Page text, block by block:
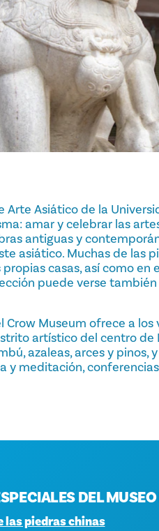
Asiático de la
amar y celebrar las
antiguas y
asiático. Muchas de las
casas, así como
puede verse también
Crow Museum ofrece a
artístico del centro de
azaleas, arces y pinos,
y meditación,
DEL MUSEO
las piedras chinas